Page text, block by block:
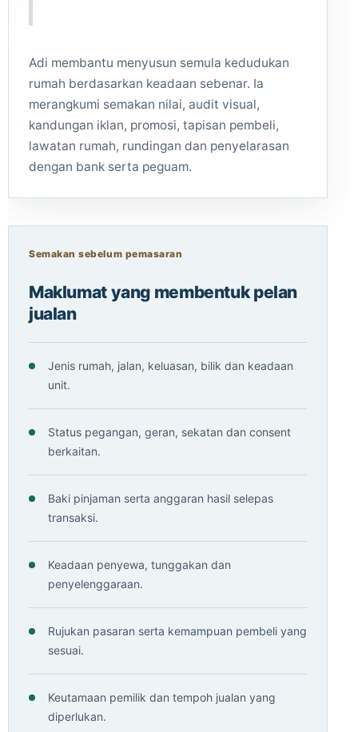
Adi membantu menyusun semula kedudukan
rumah berdasarkan keadaan sebenar. Ia
merangkumi semakan nilai, audit visual,
kandungan iklan, promosi, tapisan pembeli,
lawatan rumah, rundingan dan penyelarasan
dengan bank serta peguam.
Semakan sebelum pemasaran
Maklumat yang membentuk pelan
jualan
Jenis rumah, jalan, keluasan, bilik dan keadaan
unit.
Status pegangan, geran, sekatan dan consent
berkaitan.
Baki pinjaman serta anggaran hasil selepas
transaksi.
Keadaan penyewa, tunggakan dan
penyelenggaraan.
Rujukan pasaran serta kemampuan pembeli yang
sesuai.
Keutamaan pemilik dan tempoh jualan yang
diperlukan.